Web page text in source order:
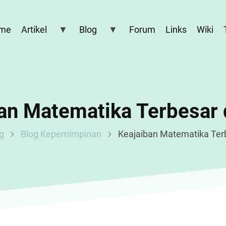
Artikel Blog Forum Links Wiki
Matematika Terbesar
Blog Kepemimpinan Keajaiban Matematika